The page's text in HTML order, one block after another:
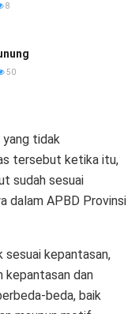
8
50
yang tidak
tersebut ketika itu,
sudah sesuai
dalam APBD Provinsi
sesuai kepantasan,
kepantasan dan
beda, baik